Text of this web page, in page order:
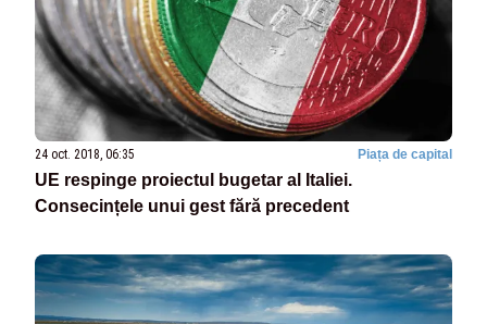
24 oct. 2018, 06:35 Piața de capital
UE respinge proiectul bugetar al Italiei.
Consecințele unui gest fără precedent